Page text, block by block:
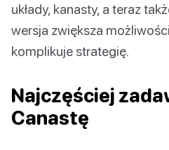
układy, kanasty, a teraz
wersja zwiększa
komplikuje strategię.
Najczęściej
Canastę